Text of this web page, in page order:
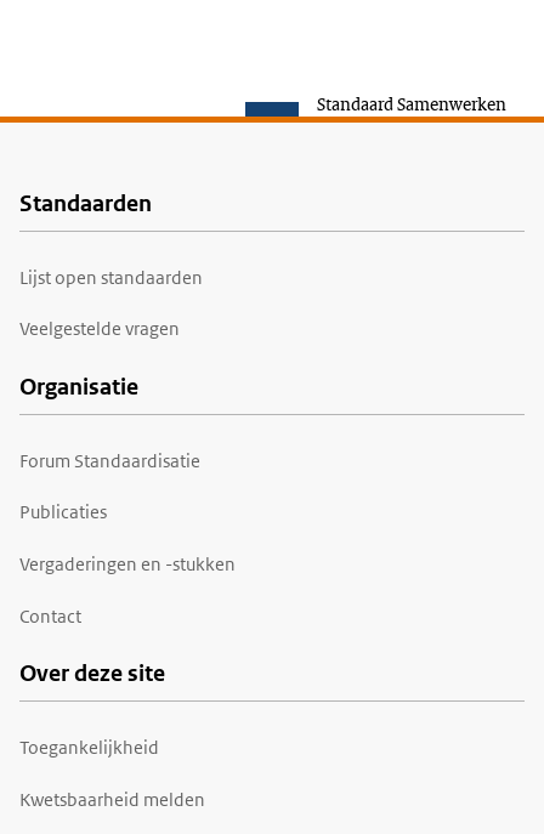
Standaard Samenwerken
Voet
Standaarden
Lijst open standaarden
Veelgestelde vragen
Organisatie
Forum Standaardisatie
Publicaties
Vergaderingen en -stukken
Contact
Over deze site
Toegankelijkheid
Kwetsbaarheid melden